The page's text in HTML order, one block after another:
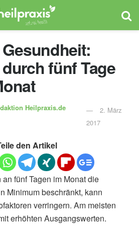
fünf Tage
Heilpraxis.de
2. März
2017
den Artikel
fünf Tagen im Monat die
Minimum beschränkt, kann
verringern. Am meisten
erhöhten Ausgangswerten.